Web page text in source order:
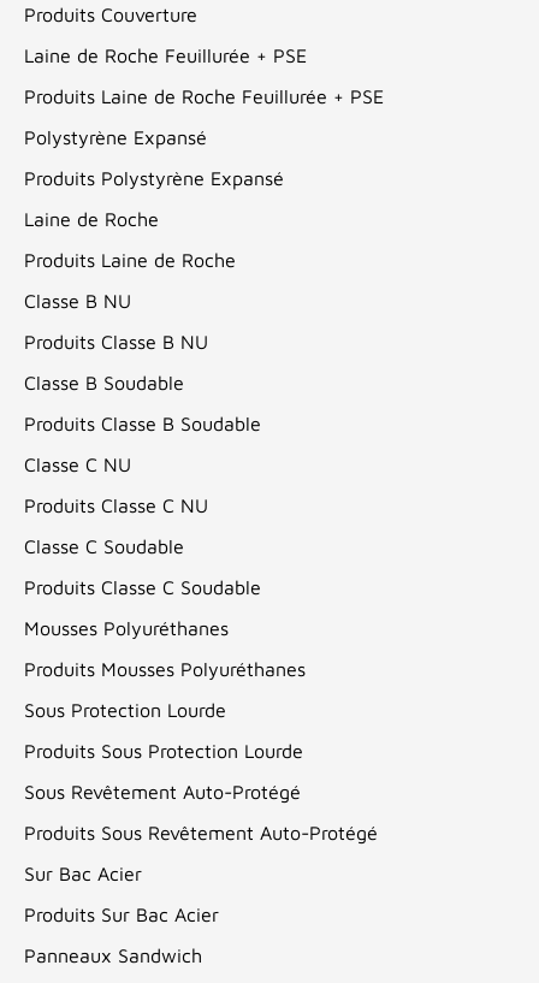
Produits Couverture
Laine de Roche Feuillurée + PSE
Produits Laine de Roche Feuillurée + PSE
Polystyrène Expansé
Produits Polystyrène Expansé
Laine de Roche
Produits Laine de Roche
Classe B NU
Produits Classe B NU
Classe B Soudable
Produits Classe B Soudable
Classe C NU
Produits Classe C NU
Classe C Soudable
Produits Classe C Soudable
Mousses Polyuréthanes
Produits Mousses Polyuréthanes
Sous Protection Lourde
Produits Sous Protection Lourde
Sous Revêtement Auto-Protégé
Produits Sous Revêtement Auto-Protégé
Sur Bac Acier
Produits Sur Bac Acier
Panneaux Sandwich